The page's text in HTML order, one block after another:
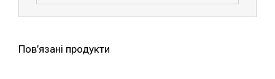
Пов’язані продукти